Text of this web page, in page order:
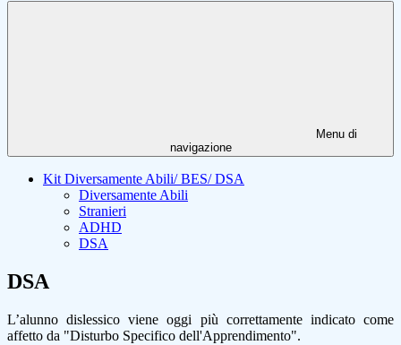
Menu di
navigazione
Kit Diversamente Abili/ BES/ DSA
Diversamente Abili
Stranieri
ADHD
DSA
DSA
L’alunno dislessico viene oggi più correttamente indicato come
affetto da "Disturbo Specifico dell'Apprendimento".